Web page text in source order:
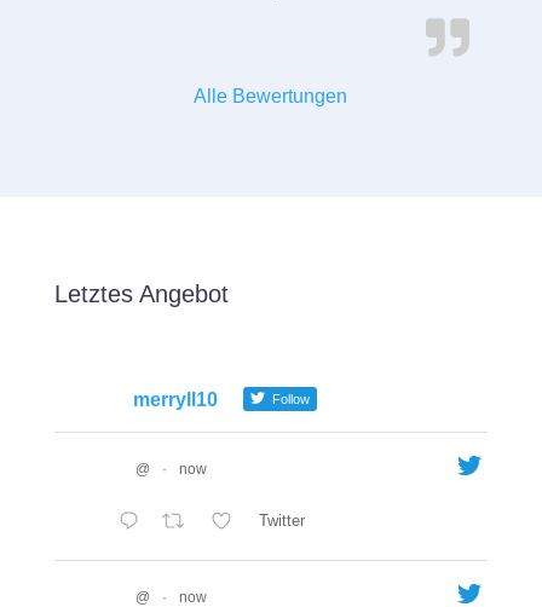
Alle Bewertungen
Letztes Angebot
merryll10 Follow
@ · now
Twitter
@ · now